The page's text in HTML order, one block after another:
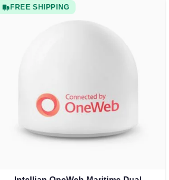
FREE SHIPPING